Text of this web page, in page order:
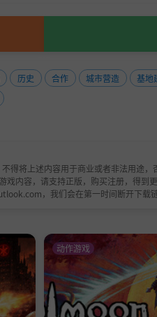
历史 合作 城市营造 基地
得将上述内容用于商业或者非法用途
内容，请支持正版，购买注册，得到
，我们会在第一时间断开下载
动作游戏